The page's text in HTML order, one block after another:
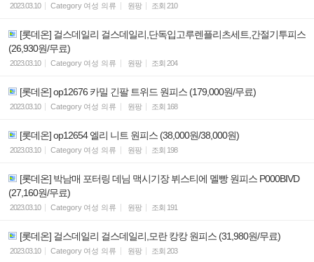
2023.03.10 Category 여성 의류 원팡 조회 210
[롯데온] 걸스데일리 걸스데일리,단독입고루렌플리츠세트,간절기투피스
(26,930원/무료)
2023.03.10 Category 여성 의류 원팡 조회 204
[롯데온] op12676 카밀 긴팔 트위드 원피스 (179,000원/무료)
2023.03.10 Category 여성 의류 원팡 조회 168
[롯데온] op12654 엘리 니트 원피스 (38,000원/38,000원)
2023.03.10 Category 여성 의류 원팡 조회 198
[롯데온] 박남매 포터링 데님 맥시기장 뷔스티에 멜빵 원피스 P000BIVD
(27,160원/무료)
2023.03.10 Category 여성 의류 원팡 조회 191
[롯데온] 걸스데일리 걸스데일리,모란 캉캉 원피스 (31,980원/무료)
2023.03.10 Category 여성 의류 원팡 조회 203